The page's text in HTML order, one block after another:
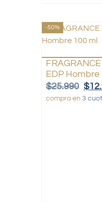
-50%
EDP Hombre
$25.990 $
compra en 3